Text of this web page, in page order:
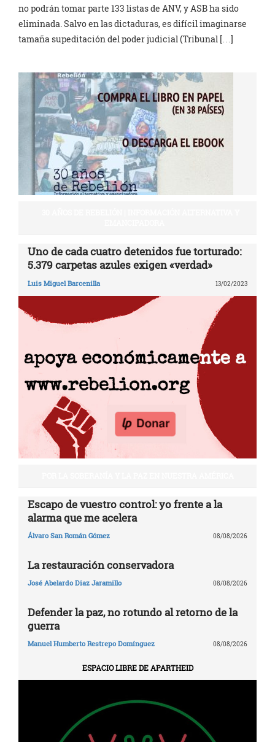
no podrán tomar parte 133 listas de ANV, y ASB ha sido
eliminada. Salvo en las dictaduras, es difícil imaginarse
tamaña supeditación del poder judicial (Tribunal […]
Uno de cada cuatro detenidos fue torturado:
5.379 carpetas azules exigen «verdad»
Luis Miguel Barcenilla 13/02/2023
Escapo de vuestro control: yo frente a la
alarma que me acelera
Álvaro San Román Gómez 08/08/2026
La restauración conservadora
José Abelardo Diaz Jaramillo 08/08/2026
Defender la paz, no rotundo al retorno de la
guerra
Manuel Humberto Restrepo Domínguez 08/08/2026
ESPACIO LIBRE DE APARTHEID